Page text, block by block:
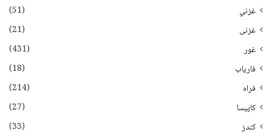
غزني
(51)
غزنی
(21)
غور
(431)
فاریاب
(18)
فراه
(214)
کاپیسا
(27)
کندز
(33)